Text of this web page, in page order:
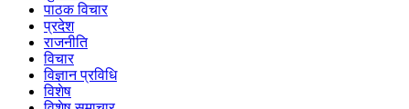
पाठक विचार
प्रदेश
राजनीति
विचार
विज्ञान प्रविधि
विशेष